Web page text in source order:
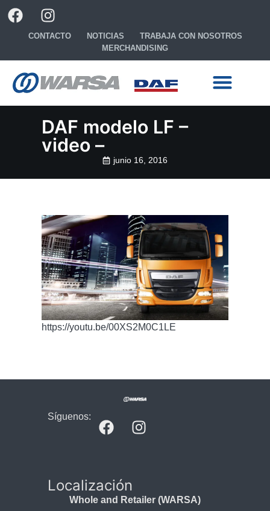
CONTACTO NOTICIAS
TRABAJA CON NOSOTROS
MERCHANDISING
DAF modelo LF –
video –
junio 16, 2016
https://youtu.be/00XS2M0C1LE
Síguenos:
Localización
Whole and Retailer (WARSA)